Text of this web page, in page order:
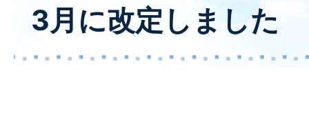
3月に改定しました